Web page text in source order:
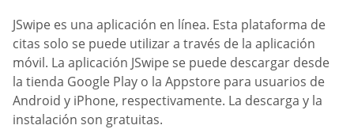
JSwipe es una aplicación en línea. Esta plataforma de
citas solo se puede utilizar a través de la aplicación
móvil. La aplicación JSwipe se puede descargar desde
la tienda Google Play o la Appstore para usuarios de
Android y iPhone, respectivamente. La descarga y la
instalación son gratuitas.